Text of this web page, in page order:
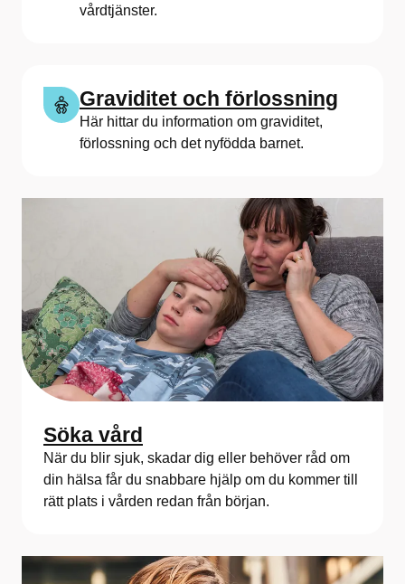
vårdtjänster.
Graviditet och förlossning
Här hittar du information om graviditet,
förlossning och det nyfödda barnet.
Söka vård
När du blir sjuk, skadar dig eller behöver råd om
din hälsa får du snabbare hjälp om du kommer till
rätt plats i vården redan från början.